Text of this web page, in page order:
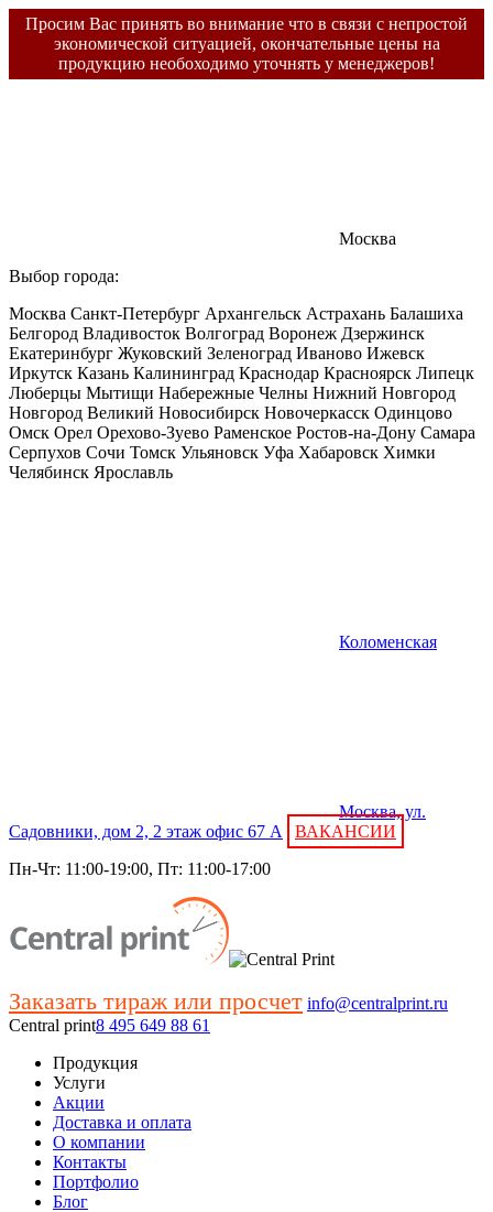
Просим Вас принять во внимание что в связи с непростой
экономической ситуацией, окончательные цены на
продукцию необоходимо уточнять у менеджеров!
Москва
Выбор города:
Москва Санкт-Петербург Архангельск Астрахань Балашиха
Белгород Владивосток Волгоград Воронеж Дзержинск
Екатеринбург Жуковский Зеленоград Иваново Ижевск
Иркутск Казань Калининград Краснодар Красноярск Липецк
Люберцы Мытищи Набережные Челны Нижний Новгород
Новгород Великий Новосибирск Новочеркасск Одинцово
Омск Орел Орехово-Зуево Раменское Ростов-на-Дону Самара
Серпухов Сочи Томск Ульяновск Уфа Хабаровск Химки
Челябинск Ярославль
Коломенская
Москва, ул.
Садовники, дом 2, 2 этаж офис 67 А
ВАКАНСИИ
Пн-Чт: 11:00-19:00, Пт: 11:00-17:00
Заказать тираж или просчет info@centralprint.ru
Central print8 495 649 88 61
Продукция
Услуги
Акции
Доставка и оплата
О компании
Контакты
Портфолио
Блог